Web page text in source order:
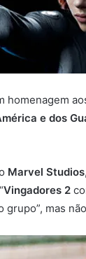
homenagem
e dos
Marvel Studios
Vingadores 2
mas